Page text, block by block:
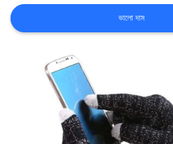
ভ্রমণ
ভালো দাম